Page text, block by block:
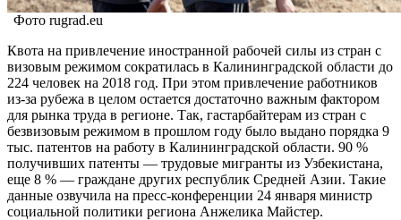
Фото rugrad.eu
Квота на привлечение иностранной рабочей силы из стран с
визовым режимом сократилась в Калининградской области до
224 человек на 2018 год. При этом привлечение работников
из-за рубежа в целом остается достаточно важным фактором
для рынка труда в регионе. Так, гастарбайтерам из стран с
безвизовым режимом в прошлом году было выдано порядка 9
тыс. патентов на работу в Калининградской области. 90 %
получивших патенты — трудовые мигранты из Узбекистана,
еще 8 % — граждане других республик Средней Азии. Такие
данные озвучила на пресс-конференции 24 января министр
социальной политики региона Анжелика Майстер.